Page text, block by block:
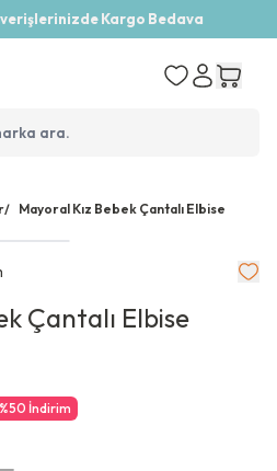
Kargo Bedava
/ Mayoral Kız Bebek Çantalı Elbise
Çantalı Elbise
%50 İndirim